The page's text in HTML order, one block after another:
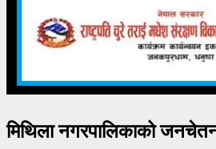
मिथिला नगरपालिकाको